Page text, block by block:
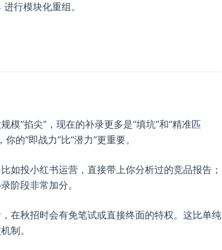
进行模块化重组。
“掐尖”，现在的补录更多是“填坑”和“精准匹
的“即战力”比“潜力”更重要。
如投小红书运营，直接带上你分析过的竞品报告；
阶段非常加分。
在秋招时会有免笔试或直接终面的特权。这比单纯
制。